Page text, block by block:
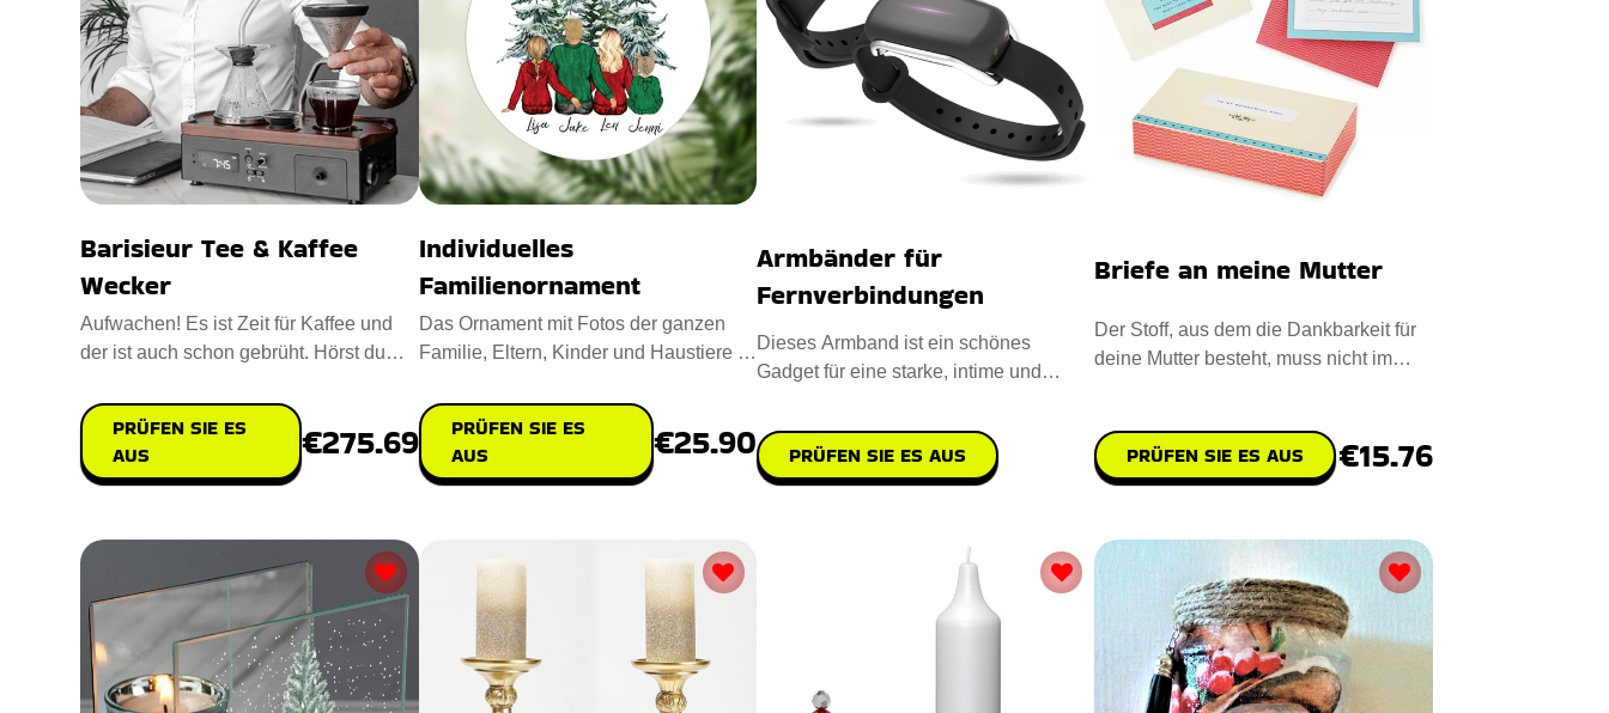
Barisieur Tee & Kaffee
Wecker
Aufwachen! Es ist Zeit für Kaffee und
der ist auch schon gebrüht. Hörst du
PRÜFEN SIE ES
AUS
€275.69
Individuelles
Familienornament
Das Ornament mit Fotos der ganzen
Familie, Eltern, Kinder und Haustiere ist
PRÜFEN SIE ES
AUS
€25.90
Armbänder für
Fernverbindungen
Dieses Armband ist ein schönes
Gadget für eine starke, intime und
PRÜFEN SIE ES AUS
Briefe an meine Mutter
Der Stoff, aus dem die Dankbarkeit für
deine Mutter besteht, muss nicht im
PRÜFEN SIE ES AUS €15.76